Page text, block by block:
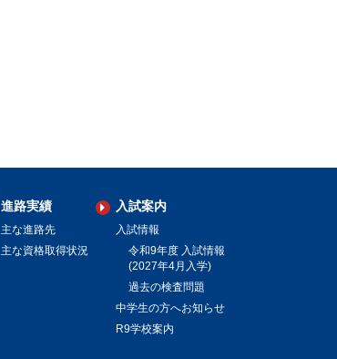
進路実績
主な進路先
主な資格取得状況
入試案内
入試情報
令和9年度 入試情報
(2027年4月入学)
過去の検査問題
中学生の方へお知らせ
R9学校案内